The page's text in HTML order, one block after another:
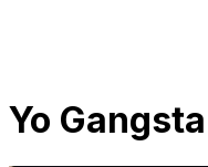
Yo Gangsta